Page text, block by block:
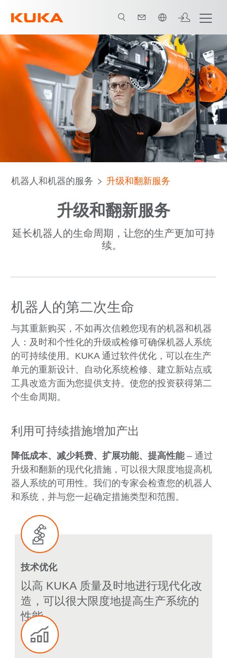
优势 Refurbish & Retrofit 联系 KUKA 专家 所有服务
中文 / Chinese
机器人和机器的服务 升级和翻新服务
升级和翻新服务
延长机器人的生命周期，让您的生产更加可持
续。
机器人的第二次生命
与其重新购买，不如再次信赖您现有的机器和机器
人：及时和个性化的升级或检修可确保机器人系统
的可持续使用。KUKA 通过软件优化，可以在生产
单元的重新设计、自动化系统检修、建立新站点或
工具改造方面为您提供支持。使您的投资获得第二
个生命周期。
利用可持续措施增加产出
降低成本、减少耗费、扩展功能、提高性能– 通过
升级和翻新的现代化措施，可以很大限度地提高机
器人系统的可用性。我们的专家会检查您的机器人
和系统，并与您一起确定措施类型和范围。
技术优化
以高 KUKA 质量及时地进行现代化改
造，可以很大限度地提高生产系统的
性能